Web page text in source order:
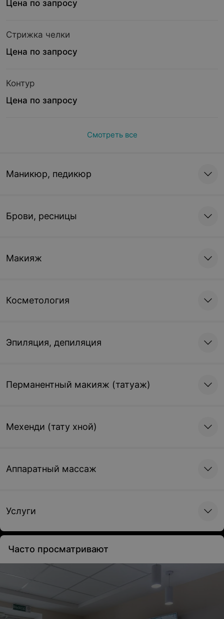
Цена по запросу
Стрижка челки
Цена по запросу
Контур
Цена по запросу
Смотреть все
Маникюр, педикюр
Брови, ресницы
Макияж
Косметология
Эпиляция, депиляция
Перманентный макияж (татуаж)
Мехенди (тату хной)
Аппаратный массаж
Услуги
Часто просматривают